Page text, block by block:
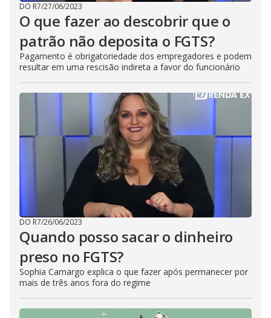
DO R7/27/06/2023
O que fazer ao descobrir que o
patrão não deposita o FGTS?
Pagamento é obrigatoriedade dos empregadores e podem
resultar em uma rescisão indireta a favor do funcionário
DO R7/26/06/2023
Quando posso sacar o dinheiro
preso no FGTS?
Sophia Camargo explica o que fazer após permanecer por
mais de três anos fora do regime